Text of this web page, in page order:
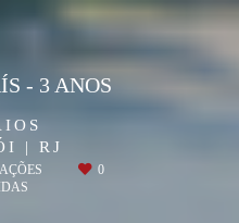
| RJ
- 3 ANOS
0